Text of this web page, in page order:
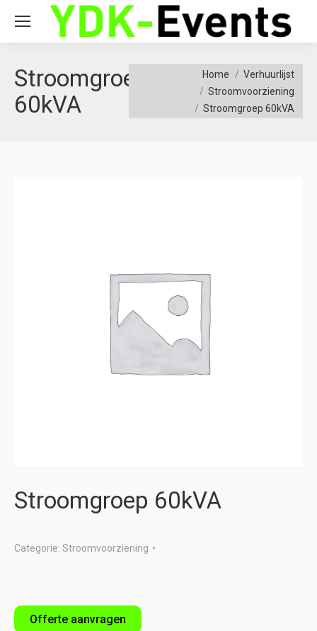
Stroomgroep
60kVA
You are here:Home
Verhuurlijst
Stroomvoorziening
Stroomgroep 60kVA
Stroomgroep 60kVA
Categorie: Stroomvoorziening
Offerte aanvragen